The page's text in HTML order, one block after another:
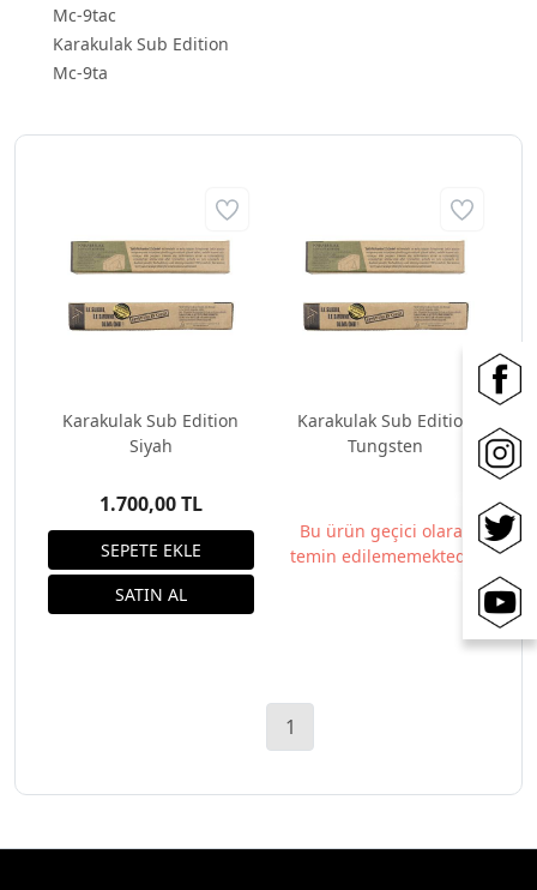
Mc-9tac
Karakulak Sub Edition
Mc-9ta
Karakulak Sub Edition
Siyah
1.700,00 TL
Karakulak Sub Edition
Tungsten
Bu ürün geçici olarak
temin edilememektedir.
1